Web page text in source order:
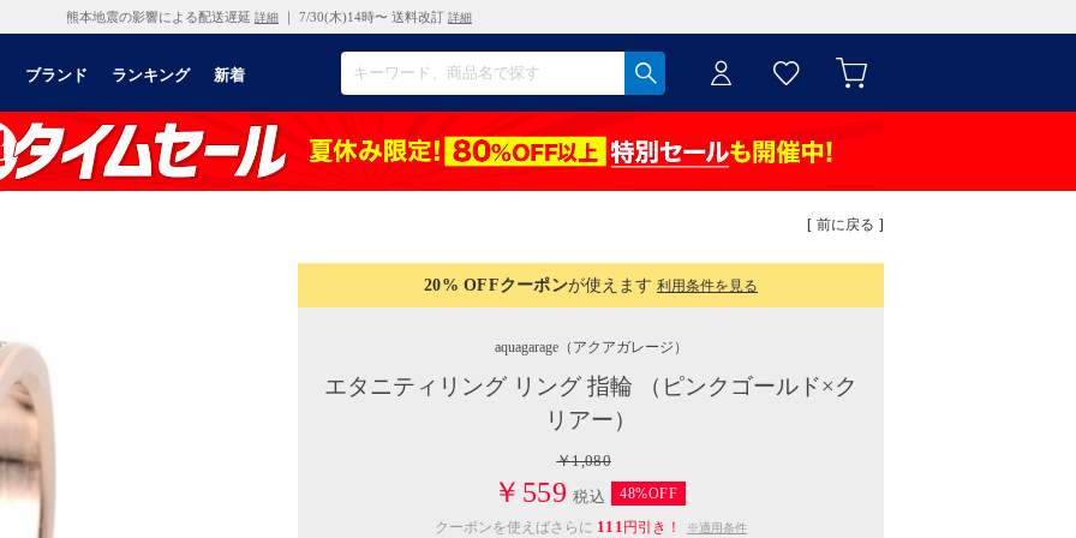
熊本地震の影響による配送遅延 詳細 ｜ 7/30(木)14時〜 送料改訂 詳細
ブランド ランキング 新着
[ 前に戻る ]
20% OFFクーポンが使えます 利用条件を見る
aquagarage（アクアガレージ）
エタニティリング リング 指輪 （ピンクゴールド×ク
リアー）
￥1,080
￥559 税込
48%OFF
クーポンを使えばさらに 111 円引き！ ※適用条件